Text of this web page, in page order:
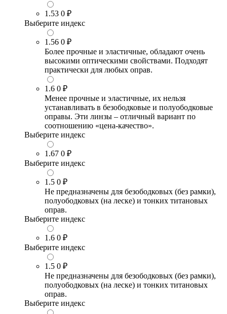
1.53 0 ₽
Выберите индекс
1.56 0 ₽
Более прочные и эластичные, обладают очень
высокими оптическими свойствами. Подходят
практически для любых оправ.
1.6 0 ₽
Менее прочные и эластичные, их нельзя
устанавливать в безободковые и полуободковые
оправы. Эти линзы – отличный вариант по
соотношению «цена-качество».
Выберите индекс
1.67 0 ₽
Выберите индекс
1.5 0 ₽
Не предназначены для безободковых (без рамки),
полуободковых (на леске) и тонких титановых
оправ.
Выберите индекс
1.6 0 ₽
Выберите индекс
1.5 0 ₽
Не предназначены для безободковых (без рамки),
полуободковых (на леске) и тонких титановых
оправ.
Выберите индекс